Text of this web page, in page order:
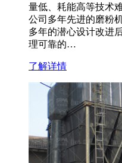
量低、耗能高等技术
公司多年先进的磨粉
多年的潜心设计改进
理可靠的…
了解详情